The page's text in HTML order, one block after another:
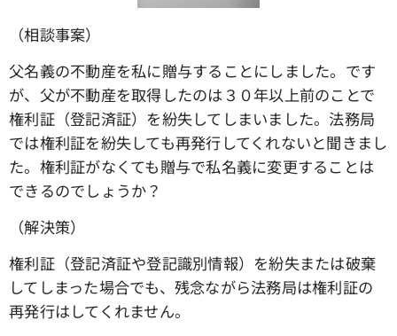
（相談事案）
父名義の不動産を私に贈与することにしました。です
が、父が不動産を取得したのは３０年以上前のことで
権利証（登記済証）を紛失してしまいました。法務局
では権利証を紛失しても再発行してくれないと聞きまし
た。権利証がなくても贈与で私名義に変更することは
できるのでしょうか？
（解決策）
権利証（登記済証や登記識別情報）を紛失または破棄
してしまった場合でも、残念ながら法務局は権利証の
再発行はしてくれません。